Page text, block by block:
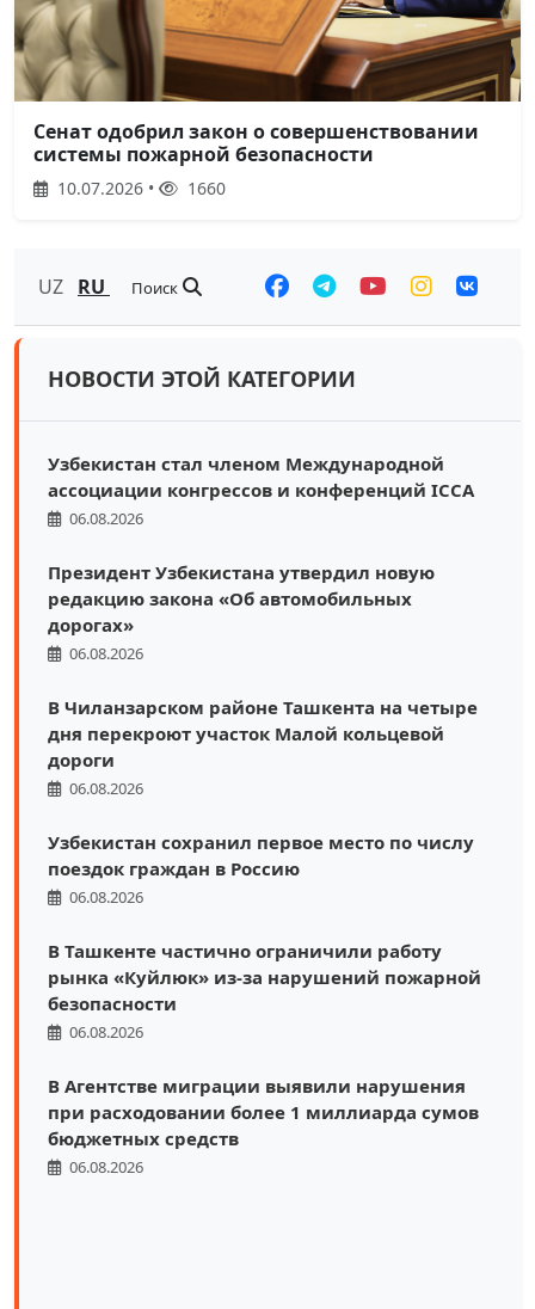
Сенат одобрил закон о совершенствовании
системы пожарной безопасности
10.07.2026 • 1660
UZ RU Поиск
НОВОСТИ ЭТОЙ КАТЕГОРИИ
Узбекистан стал членом Международной
ассоциации конгрессов и конференций ICCA
06.08.2026
Президент Узбекистана утвердил новую
редакцию закона «Об автомобильных
дорогах»
06.08.2026
В Чиланзарском районе Ташкента на четыре
дня перекроют участок Малой кольцевой
дороги
06.08.2026
Узбекистан сохранил первое место по числу
поездок граждан в Россию
06.08.2026
В Ташкенте частично ограничили работу
рынка «Куйлюк» из-за нарушений пожарной
безопасности
06.08.2026
В Агентстве миграции выявили нарушения
при расходовании более 1 миллиарда сумов
бюджетных средств
06.08.2026